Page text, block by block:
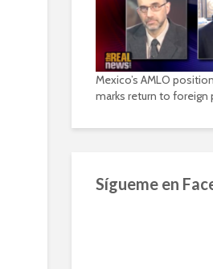
Mexico’s AMLO
marks return to foreign
Sígueme en